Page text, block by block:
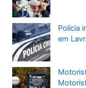
Polícia
em